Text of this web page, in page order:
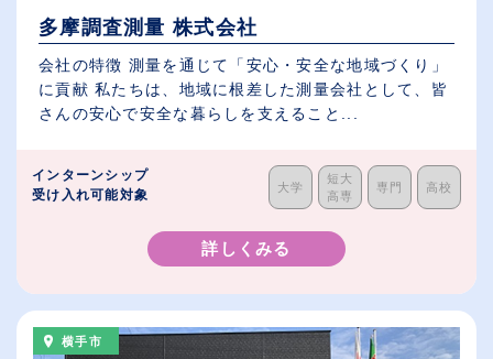
多摩調査測量 株式会社
会社の特徴 測量を通じて「安心・安全な地域づくり」
に貢献 私たちは、地域に根差した測量会社として、皆
さんの安心で安全な暮らしを支えること...
インターンシップ
受け入れ可能対象
大学
短大
高専
専門 高校
詳しくみる
横手市